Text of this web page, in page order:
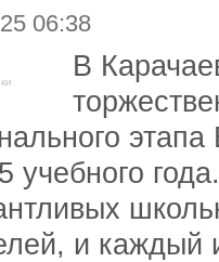
06:38
В
учебного года.
и каждый